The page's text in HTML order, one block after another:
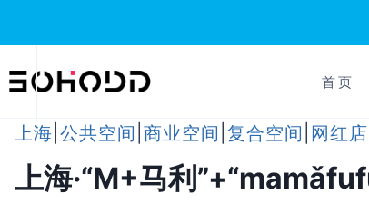
到
首页
上海 公共空间 商业空间 复合空间 网红店
上海·“M+马利